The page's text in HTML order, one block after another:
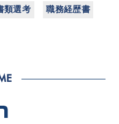
類選考 職務経歴書